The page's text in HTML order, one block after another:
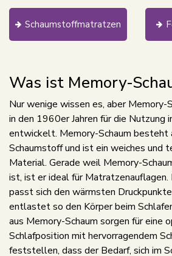
Schaumstoffmatratzen
Was ist Memory-
Nur wenige wissen es, aber Memory-
in den 1960er Jahren für die Nutzung
entwickelt. Memory-Schaum besteht
Schaumstoff und ist ein weiches und
Material. Gerade weil Memory-
ist, ist er ideal für Matratzenauflagen.
passt sich den wärmsten
entlastet so den Körper beim
aus Memory-Schaum sorgen für eine
Schlafposition mit hervorragendem
feststellen, dass der Bedarf, sich im